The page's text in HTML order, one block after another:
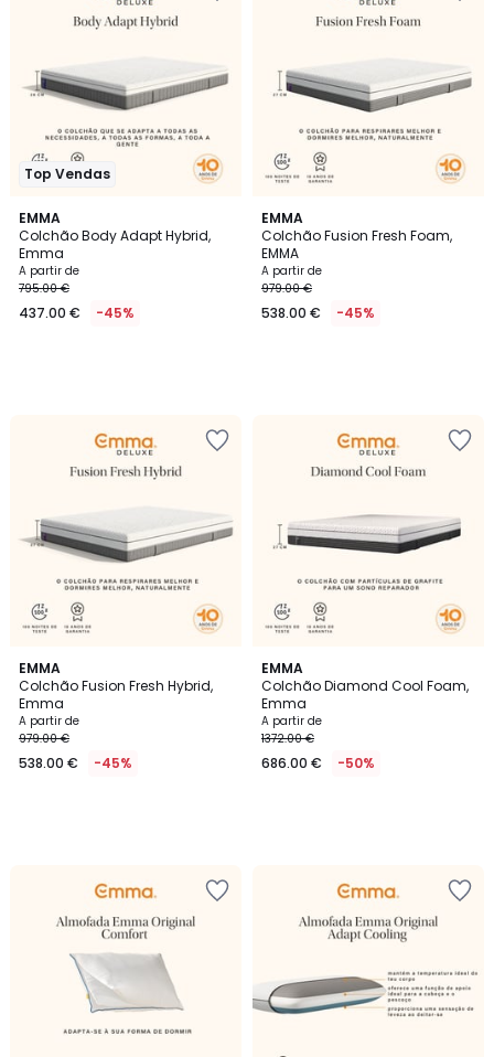
Top Vendas
EMMA
Colchão Body Adapt Hybrid,
Emma
A partir de
795.00 €
437.00 € -45%
EMMA
Colchão Fusion Fresh Foam,
EMMA
A partir de
979.00 €
538.00 € -45%
EMMA
Colchão Fusion Fresh Hybrid,
Emma
A partir de
979.00 €
538.00 € -45%
EMMA
Colchão Diamond Cool Foam,
Emma
A partir de
1372.00 €
686.00 € -50%